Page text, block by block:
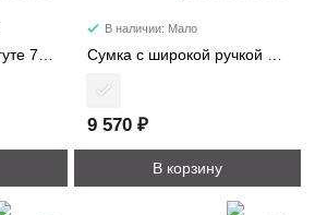
В наличии: Мало
9 570 ₽
В корзину